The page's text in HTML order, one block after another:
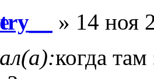
» 14 ноя
когда